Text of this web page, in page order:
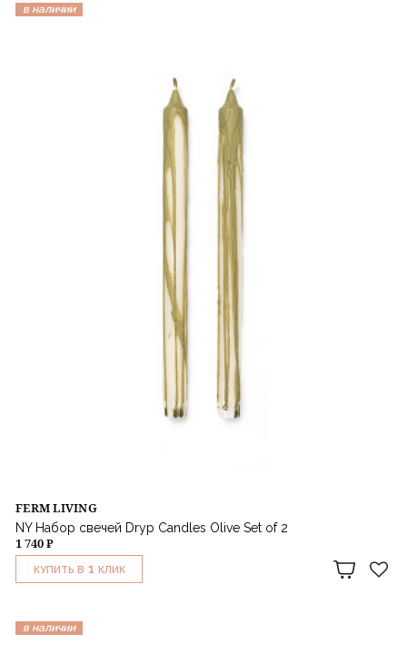
в наличии
FERM LIVING
NY Набор свечей Dryp Candles Olive Set of 2
1 740 ₽
КУПИТЬ В 1 КЛИК
в наличии